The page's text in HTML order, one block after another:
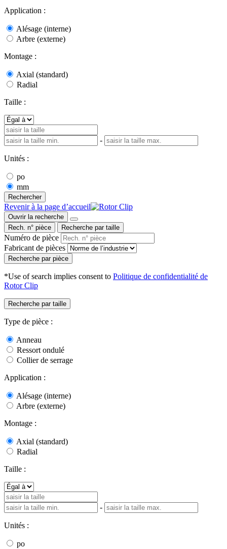
Application :
Alésage (interne)
Arbre (externe)
Montage :
Axial (standard)
Radial
Taille :
-
Unités :
po
mm
Rechercher
Revenir à la page d’accueil
Ouvrir la recherche
Rech. n° pièce
Recherche par taille
Numéro de pièce
Fabricant de pièces
Recherche par pièce
*Use of search implies consent to Politique de confidentialité de
Rotor Clip
Recherche par taille
Type de pièce :
Anneau
Ressort ondulé
Collier de serrage
Application :
Alésage (interne)
Arbre (externe)
Montage :
Axial (standard)
Radial
Taille :
-
Unités :
po